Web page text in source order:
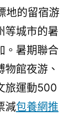
地的留宿游
等城市的暑
。暑期聯合
館夜游、
旅運動500
減包養網推